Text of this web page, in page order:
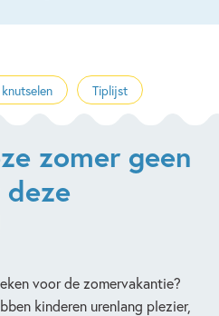
Tiplijst
zomer geen
voor de zomervakantie?
kinderen urenlang plezier,